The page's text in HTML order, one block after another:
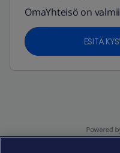
OmaYhteisö on
ESITÄ